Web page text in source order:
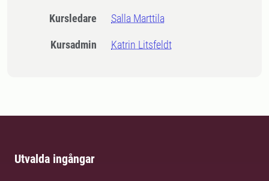
Kursledare Salla Marttila
Kursadmin Katrin Litsfeldt
Utvalda ingångar